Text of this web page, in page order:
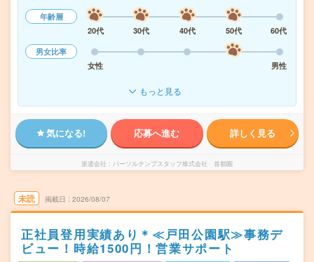
年齢層
20代
30代 40代 50代
60代
男女比率
女性
男性
もっと見る
気になる! 応募へ進む 詳しく見る
派遣会社 パーソルテンプスタッフ株式会社 首都圏
未読 掲載日 2026/08/07
正社員登用実績あり＊≪戸田公園駅≫事務デ
ビュー！時給1500円！営業サポート